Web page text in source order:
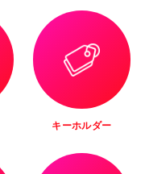
キーホルダー